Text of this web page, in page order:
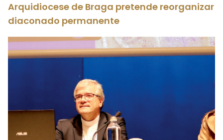
Arquidiocese de Braga pretende reorganizar
diaconado permanente